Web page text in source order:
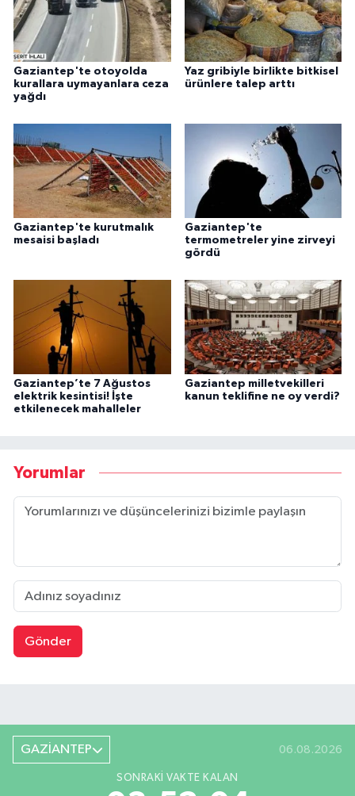
Gaziantep'te otoyolda
kurallara uymayanlara ceza
yağdı
Yaz gribiyle birlikte bitkisel
ürünlere talep arttı
Gaziantep'te kurutmalık
mesaisi başladı
Gaziantep'te
termometreler yine zirveyi
gördü
Gaziantep’te 7 Ağustos
elektrik kesintisi! İşte
etkilenecek mahalleler
Gaziantep milletvekilleri
kanun teklifine ne oy verdi?
Yorumlar
Gönder
GAZİANTEP 06.08.2026
SONRAKI VAKTE KALAN